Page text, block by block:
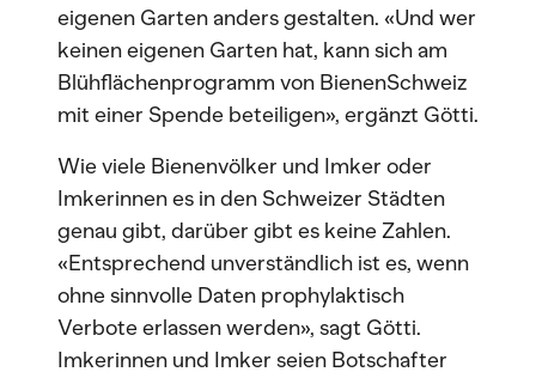
eigenen Garten anders gestalten. «Und wer
keinen eigenen Garten hat, kann sich am
Blühflächenprogramm von BienenSchweiz
mit einer Spende beteiligen», ergänzt Götti.
Wie viele Bienenvölker und Imker oder
Imkerinnen es in den Schweizer Städten
genau gibt, darüber gibt es keine Zahlen.
«Entsprechend unverständlich ist es, wenn
ohne sinnvolle Daten prophylaktisch
Verbote erlassen werden», sagt Götti.
Imkerinnen und Imker seien Botschafter